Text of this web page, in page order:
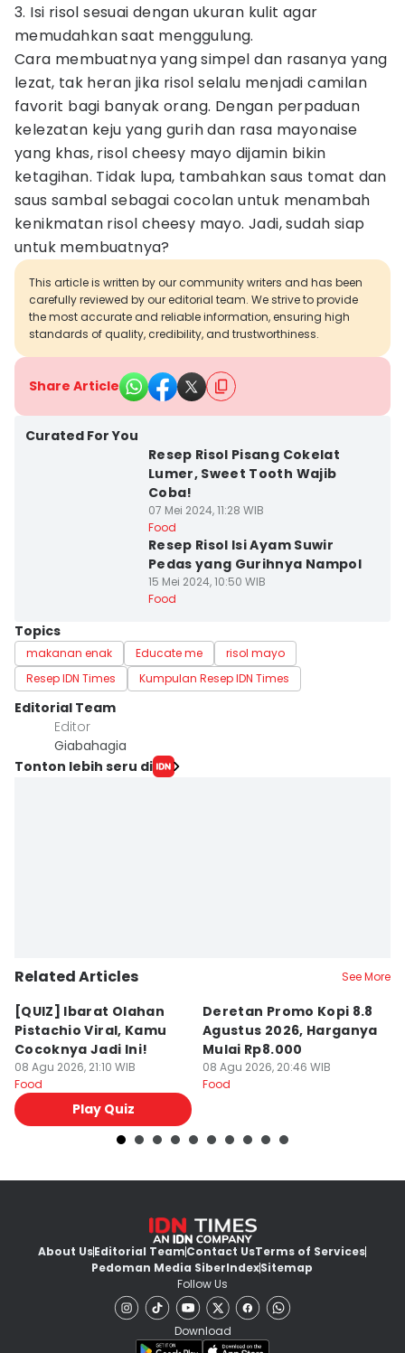
3. Isi risol sesuai dengan ukuran kulit agar
memudahkan saat menggulung.
Cara membuatnya yang simpel dan rasanya yang
lezat, tak heran jika risol selalu menjadi camilan
favorit bagi banyak orang. Dengan perpaduan
kelezatan keju yang gurih dan rasa mayonaise
yang khas, risol cheesy mayo dijamin bikin
ketagihan. Tidak lupa, tambahkan saus tomat dan
saus sambal sebagai cocolan untuk menambah
kenikmatan risol cheesy mayo. Jadi, sudah siap
untuk membuatnya?
This article is written by our community writers and has been
carefully reviewed by our editorial team. We strive to provide
the most accurate and reliable information, ensuring high
standards of quality, credibility, and trustworthiness.
Share Article
Curated For You
Resep Risol Pisang Cokelat
Lumer, Sweet Tooth Wajib
Coba!
07 Mei 2024, 11:28 WIB
Food
Resep Risol Isi Ayam Suwir
Pedas yang Gurihnya Nampol
15 Mei 2024, 10:50 WIB
Food
Topics
makanan enak Educate me
risol mayo
Resep IDN Times
Kumpulan Resep IDN Times
Editorial Team
Editor
Giabahagia
Tonton lebih seru di
Related Articles See More
[QUIZ] Ibarat Olahan
Pistachio Viral, Kamu
Cocoknya Jadi Ini!
08 Agu 2026, 21:10 WIB
Food
Play Quiz
Deretan Promo Kopi 8.8
Agustus 2026, Harganya
Mulai Rp8.000
08 Agu 2026, 20:46 WIB
Food
About UsEditorial TeamContact UsTerms of Services
Pedoman Media SiberIndexSitemap
Follow Us
Download